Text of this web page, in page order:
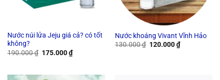
Nước núi lửa Jeju giá cả? có tốt
không?
190.000₫ Original
175.000₫Current
price
Nước khoáng Vivant Vĩnh Hảo
130.000₫ Original
120.000₫Current
price